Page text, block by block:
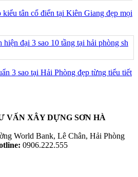
kiểu tân cổ điển tại Kiên Giang đẹp mọi
3 sao tại Hải Phòng đẹp từng tiểu tiết
VẤN XÂY DỰNG SƠN HÀ
World Bank, Lê Chân, Hải Phòng
0906.222.555